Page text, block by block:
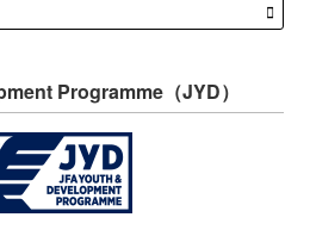
Programme（JYD）